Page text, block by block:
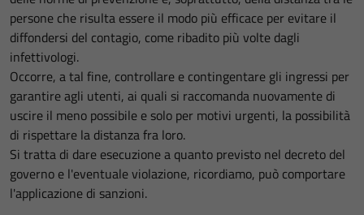
persone che risulta essere il modo più efficace per evitare il
diffondersi del contagio, come ribadito più volte dagli
infettivologi.
Occorre, a tal fine, controllare e contingentare gli ingressi per
garantire agli utenti, ai quali si raccomanda nuovamente di
uscire il meno possibile e solo per motivi urgenti, la possibilità
di rispettare la distanza fra loro.
Si tratta di dare esecuzione a quanto previsto nel decreto del
governo e l'eventuale violazione, ricordiamo, può comportare
l'applicazione di sanzioni.